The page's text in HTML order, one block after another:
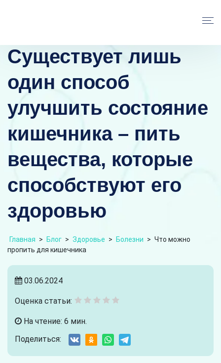
Существует лишь
один способ
улучшить состояние
кишечника – пить
вещества, которые
способствуют его
здоровью
Главная > Блог > Здоровье > Болезни > Что можно
пропить для кишечника
03.06.2024
Оценка статьи:
На чтение: 6 мин.
Поделиться: